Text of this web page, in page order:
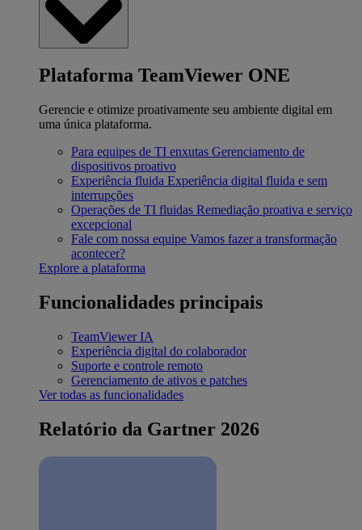
Plataforma TeamViewer ONE
Gerencie e otimize proativamente seu ambiente digital em
uma única plataforma.
Para equipes de TI enxutas Gerenciamento de
dispositivos proativo
Experiência fluida Experiência digital fluida e sem
interrupções
Operações de TI fluidas Remediação proativa e serviço
excepcional
Fale com nossa equipe Vamos fazer a transformação
acontecer?
Explore a plataforma
Funcionalidades principais
TeamViewer IA
Experiência digital do colaborador
Suporte e controle remoto
Gerenciamento de ativos e patches
Ver todas as funcionalidades
Relatório da Gartner 2026